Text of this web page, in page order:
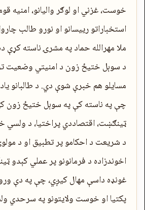
خوست، غزني او لوګر والیانو، امنیه
استخباراتو رییسانو او نورو طالب
ملا مهرالله حماد په مشرۍ ناسته کړې
د سوېل ختیځ زون د امنیتي وضعیت
مسایلو هم خبرې شوې دي. د طالبانو
چې په ناسته کې په سوېل ختیځ زون
ټینګښت، اقتصاددي پراختیا، د ولسي
د شریعت د احکامو پر تطبیق او د
اخوندزاده د فرمانونو پر عملي کېدو
غونډه داسې مهال کیږي، چې په دې
پکتیا او خوست ولایتونو په سرحدي